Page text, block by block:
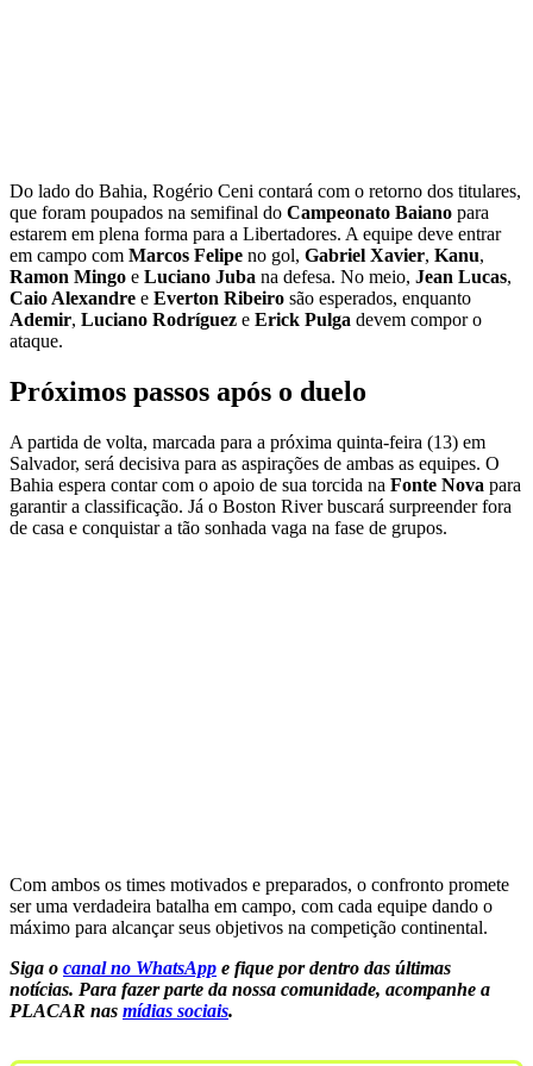
Do lado do Bahia, Rogério Ceni contará com o retorno dos titulares,
que foram poupados na semifinal do Campeonato Baiano para
estarem em plena forma para a Libertadores. A equipe deve entrar
em campo com Marcos Felipe no gol, Gabriel Xavier, Kanu,
Ramon Mingo e Luciano Juba na defesa. No meio, Jean Lucas,
Caio Alexandre e Everton Ribeiro são esperados, enquanto
Ademir, Luciano Rodríguez e Erick Pulga devem compor o
ataque.
Próximos passos após o duelo
A partida de volta, marcada para a próxima quinta-feira (13) em
Salvador, será decisiva para as aspirações de ambas as equipes. O
Bahia espera contar com o apoio de sua torcida na Fonte Nova para
garantir a classificação. Já o Boston River buscará surpreender fora
de casa e conquistar a tão sonhada vaga na fase de grupos.
Com ambos os times motivados e preparados, o confronto promete
ser uma verdadeira batalha em campo, com cada equipe dando o
máximo para alcançar seus objetivos na competição continental.
Siga o canal no WhatsApp e fique por dentro das últimas
notícias. Para fazer parte da nossa comunidade, acompanhe a
PLACAR nas mídias sociais.